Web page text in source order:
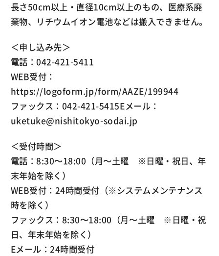
長さ50cm以上・直径10cm以上のもの、医療系廃
棄物、リチウムイオン電池などは搬入できません。
＜申し込み先＞
電話：042-421-5411
WEB受付：
https://logoform.jp/form/AAZE/199944
ファックス：042-421-5415Eメール：
uketuke@nishitokyo-sodai.jp
＜受付時間＞
電話：8:30～18:00（月～土曜 ※日曜・祝日、年
末年始を除く）
WEB受付：24時間受付（※システムメンテナンス
時を除く）
ファックス：8:30～18:00（月～土曜 ※日曜・祝
日、年末年始を除く）
Eメール：24時間受付